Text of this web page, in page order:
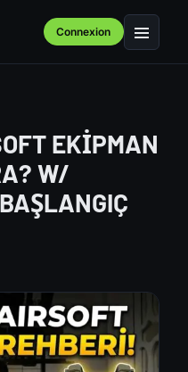
Connexion Menu
EKİPMAN
W/